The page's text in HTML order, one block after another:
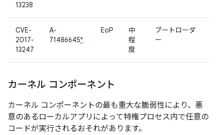
13238
CVE-
2017-
13247
A-
71486645*
EoP
中
程
度
ブートローダ
ー
カーネル コンポーネント
カーネル コンポーネントの最も重大な脆弱性により、悪
意のあるローカルアプリによって特権プロセス内で任意の
コードが実行されるおそれがあります。